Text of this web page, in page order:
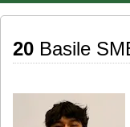
20 Basile